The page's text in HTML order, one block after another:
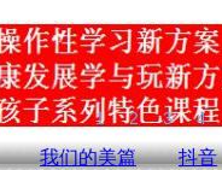
我们的美篇 抖音